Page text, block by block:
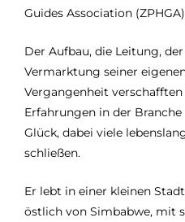
Guides Association
Der Aufbau, die Leitung,
Vermarktung seiner
Vergangenheit
Erfahrungen in der
Glück, dabei viele
schließen.
Er lebt in einer kleinen
östlich von Simbabwe, mit